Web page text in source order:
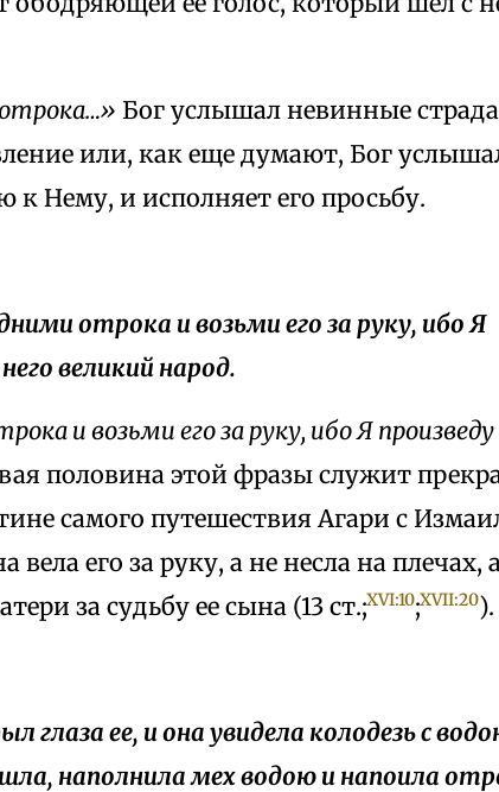
Бог услышал невинные
или, как еще думают, Бог
к Нему, и исполняет его просьбу.
отрока и возьми его за руку, ибо Я
великий народ.
и возьми его за руку, ибо Я
половина этой фразы служит
самого путешествия Агари с
вела его за руку, а не несла на плечах,
за судьбу ее сына (13 ст.;XVI:10;XVII:20).
глаза ее, и она увидела колодезь с
наполнила мех водою и напоила